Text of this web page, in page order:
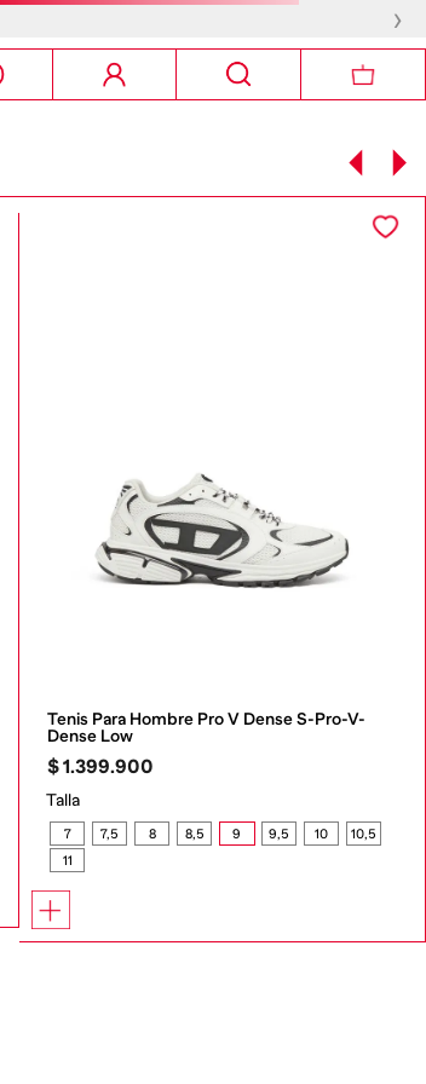
›
Tenis Para Hombre Pro V Dense S-Pro-V-
Dense Low
$1.399.900
Talla
7 7,5 8 8,5 9 9,5 10
10,5
11